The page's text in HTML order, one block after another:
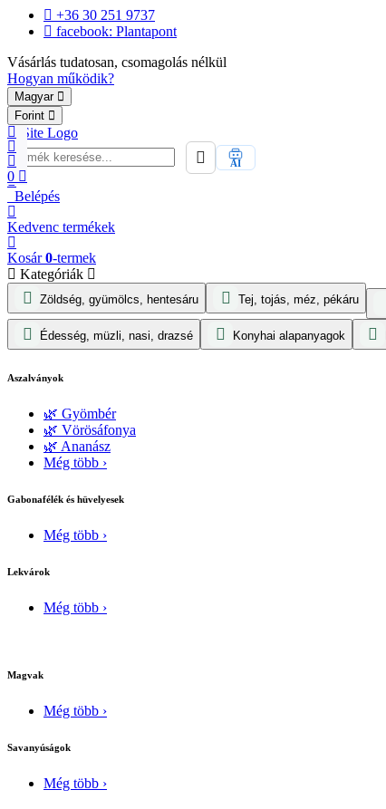
+36 30 251 9737
facebook: Plantapont
Vásárlás tudatosan, csomagolás nélkül
Hogyan működik?
Magyar
Forint
0
AI
Belépés
Kedvenc termékek
Kosár 0-termek
Kategóriák
Zöldség, gyümölcs, hentesáru Tej, tojás, méz, pékáru
Édesség, müzli, nasi, drazsé Konyhai alapanyagok
Aszalványok
🌿 Gyömbér
🌿 Vörösáfonya
🌿 Ananász
Még több ›
Gabonafélék és hüvelyesek
Még több ›
Lekvárok
Még több ›
Magvak
Még több ›
Savanyúságok
Még több ›